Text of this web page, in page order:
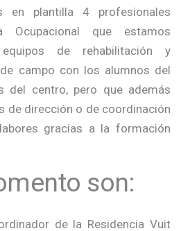
en plantilla 4 profesionales
Ocupacional que estamos
de rehabilitación y
campo con los alumnos del
del centro, pero que además
de dirección o de coordinación
gracias a la formación
son:
de la Residencia Vuit